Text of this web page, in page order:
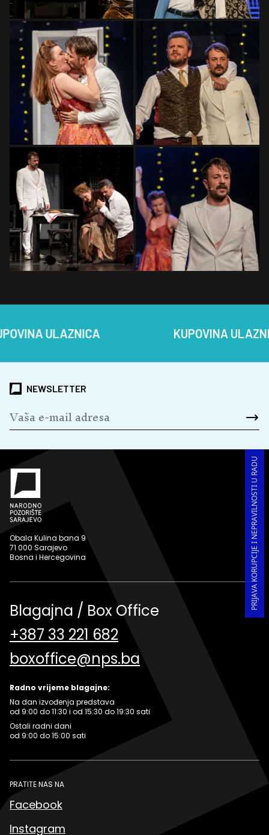
ULAZNICA KUPOVINA ULAZNICA
NEWSLETTER
PRIJAVA KORUPCIJE I NEPRAVILNOSTI U RADU
Obala Kulina bana 9
71 000 Sarajevo
Bosna i Hercegovina
Blagajna / Box Office
+387 33 221 682
boxoffice@nps.ba
Radno vrijeme blagajne:
Na dan izvođenja predstava
od 9:00 do 11:30 i od 15:30 do 19:30 sati
Ostali radni dani
od 9:00 do 15:00 sati
PRATITE NAS NA
Facebook
Instagram